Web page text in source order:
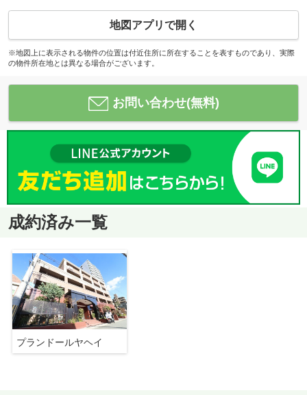
地図アプリで開く
※地図上に表示される物件の位置は付近住所に所在することを表すものであり、実際
の物件所在地とは異なる場合がございます。
お問い合わせ(無料)
成約済み一覧
プランドールヤヘイ